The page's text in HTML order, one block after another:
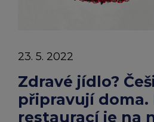
něj
nenalákáte,
ukázal
Edenred Card FKSP
TANKARTA Benefit od Edenred
Stravenkový portál
Qerko
Edenred Čistý
Edenred Service
Zdravé jídlo?
připravují doma.
restaurací je na
23. 5. 2022